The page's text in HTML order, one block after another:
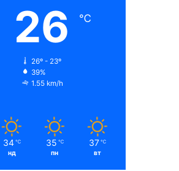
26 ℃
26º - 23º
39%
1.55 km/h
34 ℃
нд
35 ℃
пн
37 ℃
вт